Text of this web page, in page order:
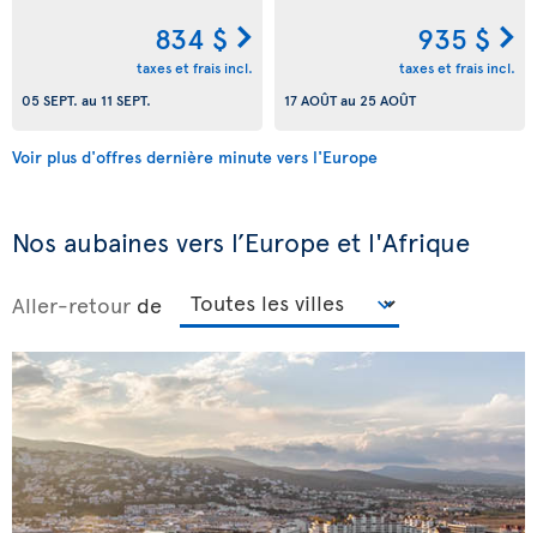
834 $
taxes et frais incl.
05 SEPT. au 11 SEPT.
935 $
taxes et frais incl.
17 AOÛTau 25 AOÛT
Voir plus d'offres dernière minute vers l'Europe
Nos aubaines vers l’Europe et l'Afrique
Aller-retour de